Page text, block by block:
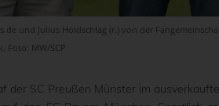
und Julius Holdschlag (r.) von der
Foto: MW/SCP
der SC Preußen Münster im